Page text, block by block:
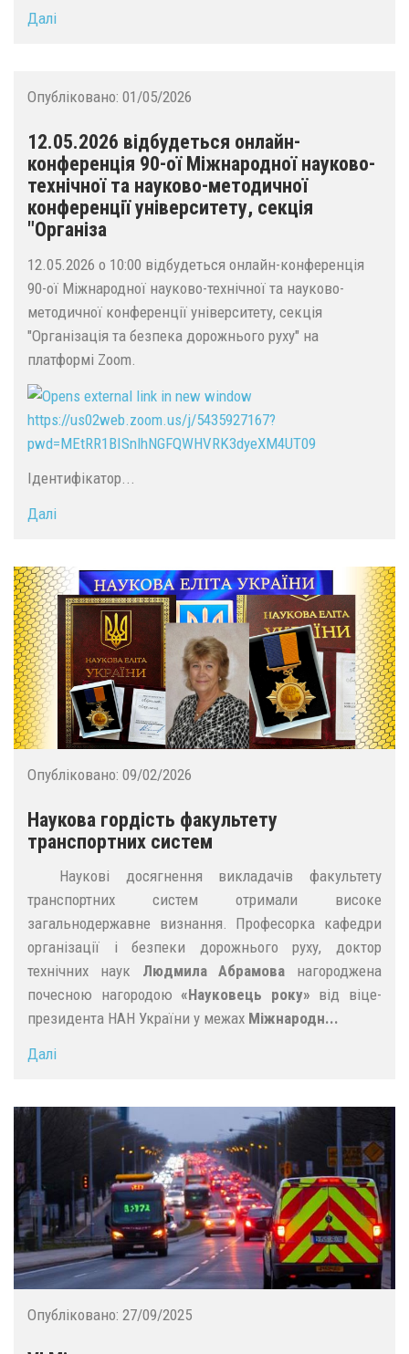
Далі
Опубліковано: 01/05/2026
12.05.2026 відбудеться онлайн-
конференція 90-ої Міжнародної науково-
технічної та науково-методичної
конференції університету, секція
"Організа
12.05.2026 о 10:00 відбудеться онлайн-конференція
90-ої Міжнародної науково-технічної та науково-
методичної конференції університету, секція
"Організація та безпека дорожнього руху" на
платформі Zoom.
https://us02web.zoom.us/j/5435927167?
pwd=MEtRR1BISnlhNGFQWHVRK3dyeXM4UT09
Ідентифікатор...
Далі
Опубліковано: 09/02/2026
Наукова гордість факультету
транспортних систем
Наукові досягнення викладачів факультету
транспортних систем отримали високе
загальнодержавне визнання. Професорка кафедри
організації і безпеки дорожнього руху, доктор
технічних наук Людмила Абрамова нагороджена
почесною нагородою«Науковець року» від віце-
президента НАН України у межах Міжнародн...
Далі
Опубліковано: 27/09/2025